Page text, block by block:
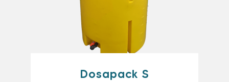
Dosapack S